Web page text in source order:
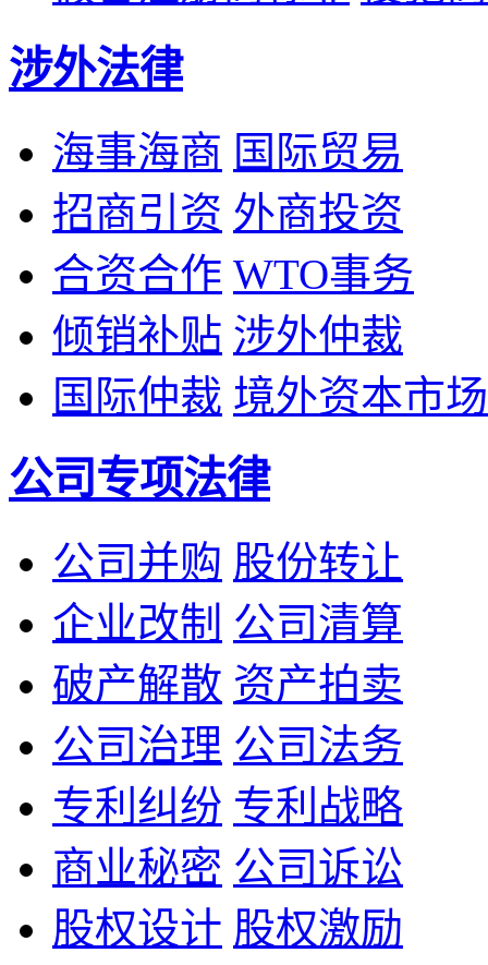
涉外法律
海事海商 国际贸易
招商引资 外商投资
合资合作 WTO事务
倾销补贴 涉外仲裁
国际仲裁 境外资本市场
公司专项法律
公司并购 股份转让
企业改制 公司清算
破产解散 资产拍卖
公司治理 公司法务
专利纠纷 专利战略
商业秘密 公司诉讼
股权设计 股权激励